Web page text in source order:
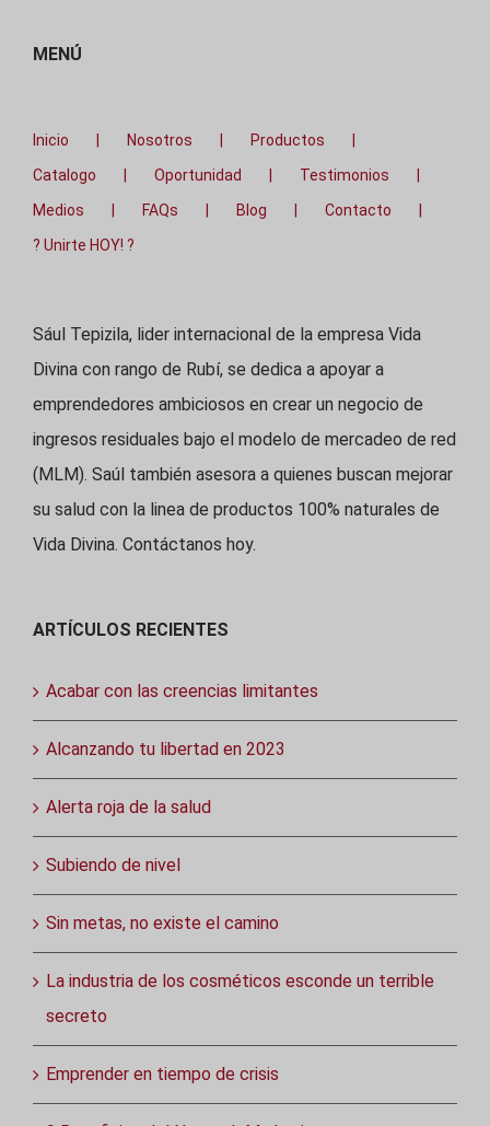
MENÚ
Inicio Nosotros
Productos
Catalogo
Oportunidad
Testimonios
Medios
FAQs Blog
Contacto
? Unirte HOY! ?
Sául Tepizila, lider internacional de la empresa Vida
Divina con rango de Rubí, se dedica a apoyar a
emprendedores ambiciosos en crear un negocio de
ingresos residuales bajo el modelo de mercadeo de red
(MLM). Saúl también asesora a quienes buscan mejorar
su salud con la linea de productos 100% naturales de
Vida Divina. Contáctanos hoy.
ARTÍCULOS RECIENTES
Acabar con las creencias limitantes
Alcanzando tu libertad en 2023
Alerta roja de la salud
Subiendo de nivel
Sin metas, no existe el camino
La industria de los cosméticos esconde un terrible
secreto
Emprender en tiempo de crisis